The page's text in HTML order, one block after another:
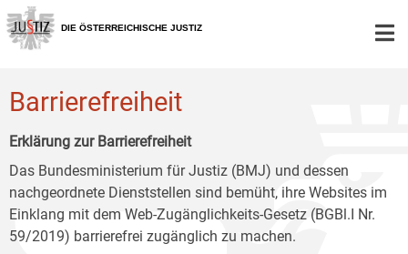
Zur
Hauptnavigation
[1]
Zum
Inhalt
[2]
Zum
Untermenü
[3]
DIE ÖSTERREICHISCHE JUSTIZ
Barrierefreiheit
Erklärung zur Barrierefreiheit
Das Bundesministerium für Justiz (BMJ) und dessen
nachgeordnete Dienststellen sind bemüht, ihre Websites im
Einklang mit dem Web-Zugänglichkeits-Gesetz (BGBl.I Nr.
59/2019) barrierefrei zugänglich zu machen.